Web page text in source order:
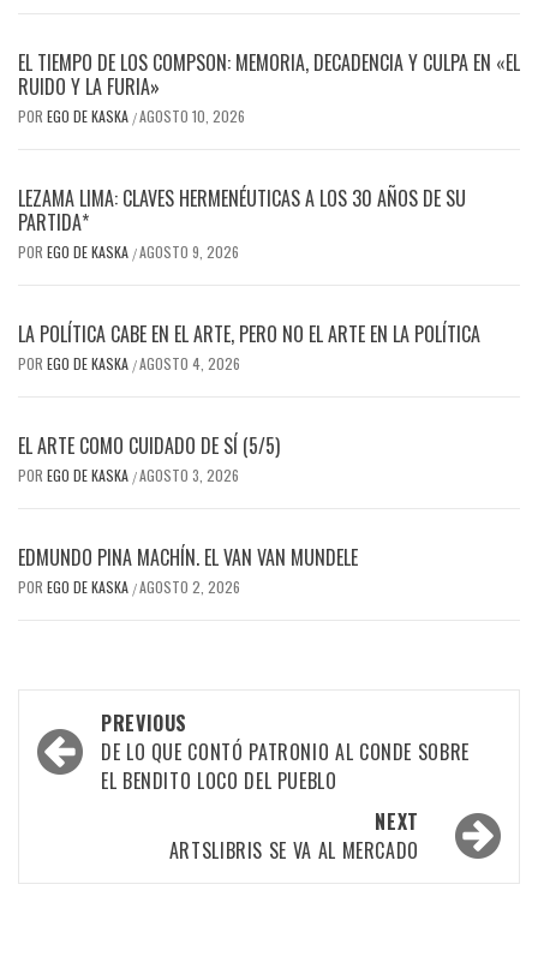
EL TIEMPO DE LOS COMPSON: MEMORIA, DECADENCIA Y CULPA EN «EL
RUIDO Y LA FURIA»
POR EGO DE KASKA /AGOSTO 10, 2026
LEZAMA LIMA: CLAVES HERMENÉUTICAS A LOS 30 AÑOS DE SU
PARTIDA*
POR EGO DE KASKA /AGOSTO 9, 2026
LA POLÍTICA CABE EN EL ARTE, PERO NO EL ARTE EN LA POLÍTICA
POR EGO DE KASKA /AGOSTO 4, 2026
EL ARTE COMO CUIDADO DE SÍ (5/5)
POR EGO DE KASKA /AGOSTO 3, 2026
EDMUNDO PINA MACHÍN. EL VAN VAN MUNDELE
POR EGO DE KASKA /AGOSTO 2, 2026
Post
navigation
PREVIOUS
DE LO QUE CONTÓ PATRONIO AL CONDE SOBRE
EL BENDITO LOCO DEL PUEBLO
NEXT
ARTSLIBRIS SE VA AL MERCADO